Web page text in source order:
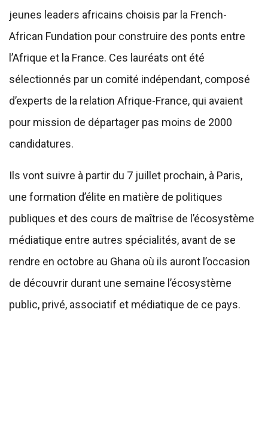
jeunes leaders africains choisis par la French-
African Fundation pour construire des ponts entre
l’Afrique et la France. Ces lauréats ont été
sélectionnés par un comité indépendant, composé
d’experts de la relation Afrique-France, qui avaient
pour mission de départager pas moins de 2000
candidatures.
Ils vont suivre à partir du 7 juillet prochain, à Paris,
une formation d’élite en matière de politiques
publiques et des cours de maîtrise de l’écosystème
médiatique entre autres spécialités, avant de se
rendre en octobre au Ghana où ils auront l’occasion
de découvrir durant une semaine l’écosystème
public, privé, associatif et médiatique de ce pays.